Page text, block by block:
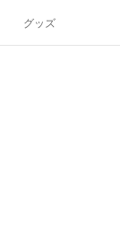
グッズ